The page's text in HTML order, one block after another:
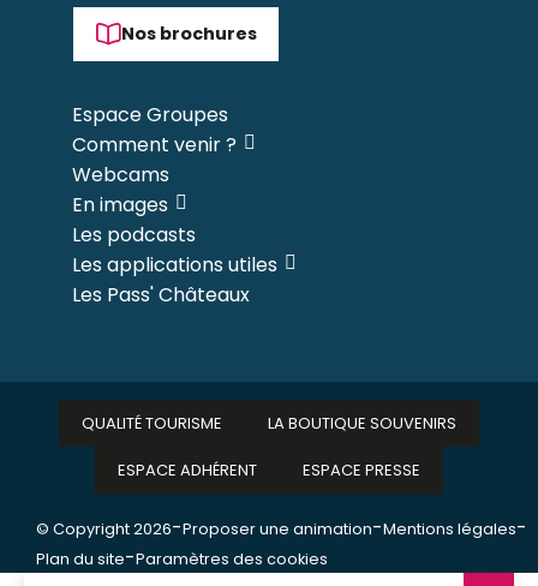
Nos brochures
Espace Groupes
Comment venir ?
Webcams
En images
Les podcasts
Les applications utiles
Les Pass' Châteaux
© Copyright 2026-Proposer une animation-Mentions légales-
Plan du site-Paramètres des cookies
QUALITÉ TOURISME LA BOUTIQUE SOUVENIRS
ESPACE ADHÉRENT ESPACE PRESSE